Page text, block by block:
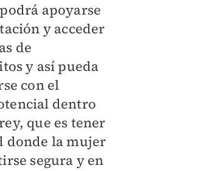
apoyarse
y acceder
de
y así pueda
con el
dentro
que es tener
donde la mujer
segura y en